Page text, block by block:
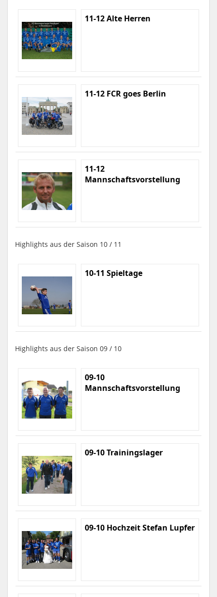
11-12 Alte Herren
11-12 FCR goes Berlin
11-12
Mannschaftsvorstellung
Highlights aus der Saison 10 / 11
10-11 Spieltage
Highlights aus der Saison 09 / 10
09-10
Mannschaftsvorstellung
09-10 Trainingslager
09-10 Hochzeit Stefan Lupfer